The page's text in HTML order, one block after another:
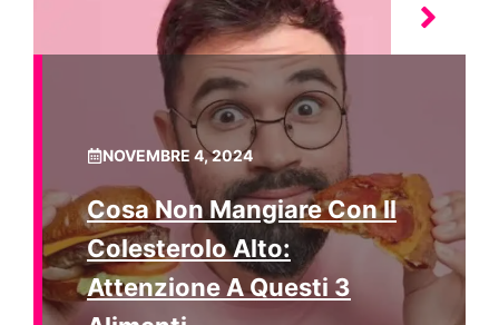
NOVEMBRE 4, 2024
Cosa Non Mangiare Con Il
Colesterolo Alto:
Attenzione A Questi 3